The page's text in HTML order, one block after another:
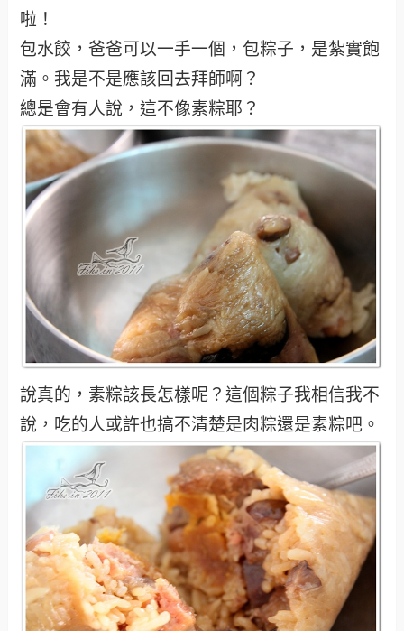
啦！
包水餃，爸爸可以一手一個，包粽子，是紮實飽
滿。我是不是應該回去拜師啊？
總是會有人說，這不像素粽耶？
說真的，素粽該長怎樣呢？這個粽子我相信我不
說，吃的人或許也搞不清楚是肉粽還是素粽吧。